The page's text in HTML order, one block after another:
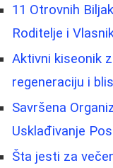
11 Otrovnih
Roditelje i
Aktivni kiseonik
regeneraciju i
Savršena
Usklađivanje
Šta jesti za